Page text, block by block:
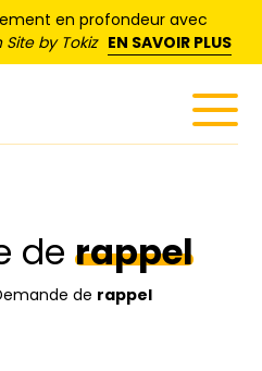
en profondeur avec
by Tokiz EN SAVOIR PLUS
de rappel
de rappel
cookies